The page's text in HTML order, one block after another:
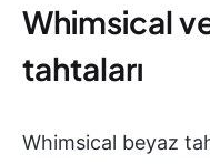
Whimsical
tahtaları
Whimsical beyaz